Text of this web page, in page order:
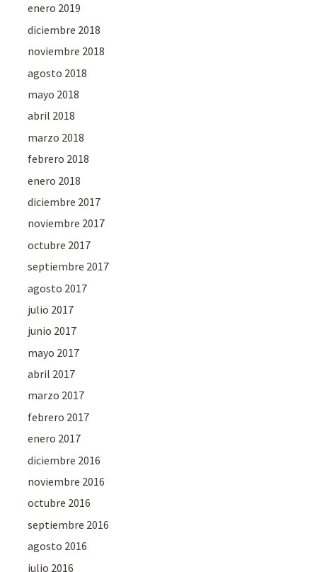
enero 2019
diciembre 2018
noviembre 2018
agosto 2018
mayo 2018
abril 2018
marzo 2018
febrero 2018
enero 2018
diciembre 2017
noviembre 2017
octubre 2017
septiembre 2017
agosto 2017
julio 2017
junio 2017
mayo 2017
abril 2017
marzo 2017
febrero 2017
enero 2017
diciembre 2016
noviembre 2016
octubre 2016
septiembre 2016
agosto 2016
julio 2016